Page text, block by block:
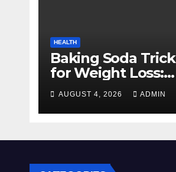
HEALTH
Baking Soda Trick
for Weight Loss:
Separating Real
Benefits From
Internet Hype
AUGUST 4, 2026 ADMIN